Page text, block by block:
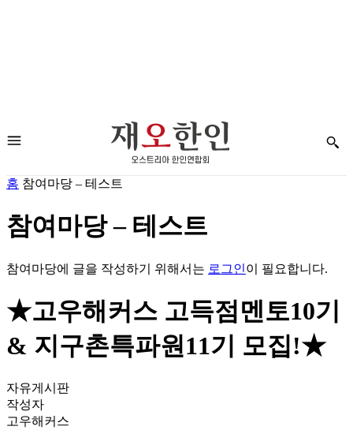
홈 참여마당 – 테스트
참여마당 – 테스트
참여마당에 글을 작성하기 위해서는 로그인이 필요합니다.
★고우해커스 고득점멘토10기
& 지구촌특파원11기 모집!★
자유게시판
작성자
고우해커스